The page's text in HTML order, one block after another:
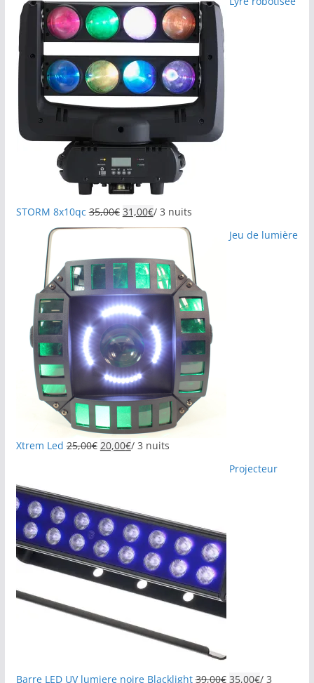
STORM 8x10qc 35,00€ 31,00€/ 3 nuits
Jeu de lumière
Xtrem Led 25,00€ 20,00€/ 3 nuits
Projecteur
Barre LED UV lumiere noire Blacklight 39,00€ 35,00€/ 3